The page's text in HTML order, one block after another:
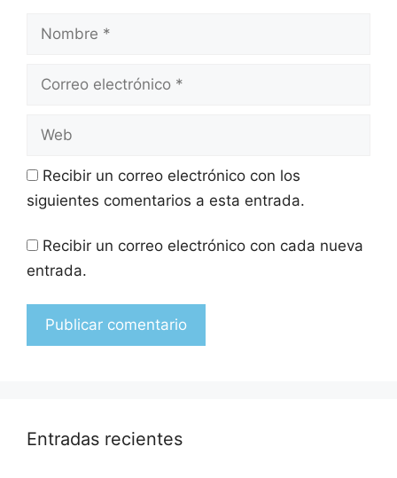
Recibir un correo electrónico con los
siguientes comentarios a esta entrada.
Recibir un correo electrónico con cada nueva
entrada.
Entradas recientes